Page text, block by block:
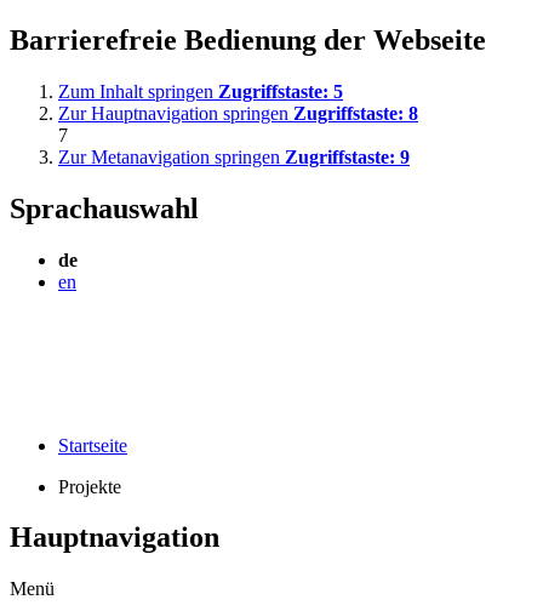
Barrierefreie Bedienung der Webseite
Zum Inhalt springen Zugriffstaste: 5
Zur Hauptnavigation springen Zugriffstaste: 8
7
Zur Metanavigation springen Zugriffstaste: 9
Sprachauswahl
de
en
Startseite
Projekte
Hauptnavigation
Menü